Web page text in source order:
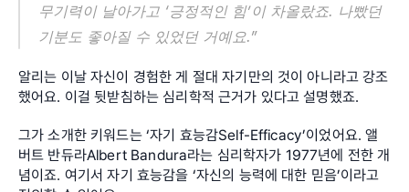
무기력이 날아가고 ‘긍정적인 힘’이 차올랐죠. 나빴던
기분도 좋아질 수 있었던 거예요.”
알리는 이날 자신이 경험한 게 절대 자기만의 것이 아니라고 강조
했어요. 이걸 뒷받침하는 심리학적 근거가 있다고 설명했죠.
그가 소개한 키워드는 ‘자기 효능감Self-Efficacy’이었어요. 앨
버트 반듀라Albert Bandura라는 심리학자가 1977년에 전한 개
념이죠. 여기서 자기 효능감을 ‘자신의 능력에 대한 믿음’이라고